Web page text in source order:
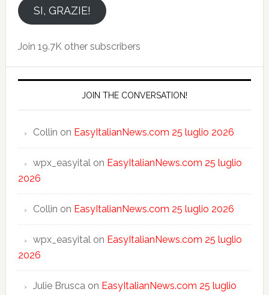
emailSI, GRAZIE!
Join 19.7K other subscribers
JOIN THE CONVERSATION!
Collin on EasyItalianNews.com 25 luglio 2026
wpx_easyitalon EasyItalianNews.com 25 luglio
2026
Collin on EasyItalianNews.com 25 luglio 2026
wpx_easyitalon EasyItalianNews.com 25 luglio
2026
Julie Bruscaon EasyItalianNews.com 25 luglio